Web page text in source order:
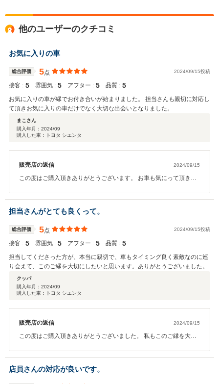
他のユーザーのクチコミ
お気に入りの車
総合評価 5点 2024/09/15投稿
接客 : 5 雰囲気 : 5 アフター : 5 品質 : 5
お気に入りの車が縁でお付き合いが始まりました。 担当さんも親切に対応し
て頂きお気に入りの車だけでなく大切な出会いとなりました。
まこさん
購入年月： 2024/09
購入した車：トヨタ シエンタ
販売店の返信 2024/09/15
この度はご購入頂きありがとうございます。 お車も気にって頂き私
担当さんがとても良くって。
総合評価 5点 2024/09/15投稿
接客 : 5 雰囲気 : 5 アフター : 5 品質 : 5
担当してくださった方が、本当に親切で、車もタイミング良く素敵なのに巡
り会えて、このご縁を大切にしたいと思います。ありがとうございました。
クッパ
購入年月： 2024/09
購入した車：トヨタ シエンタ
販売店の返信 2024/09/15
この度はご購入頂きありがとうございました。 私もこのご縁を大切
店員さんの対応が良いです。